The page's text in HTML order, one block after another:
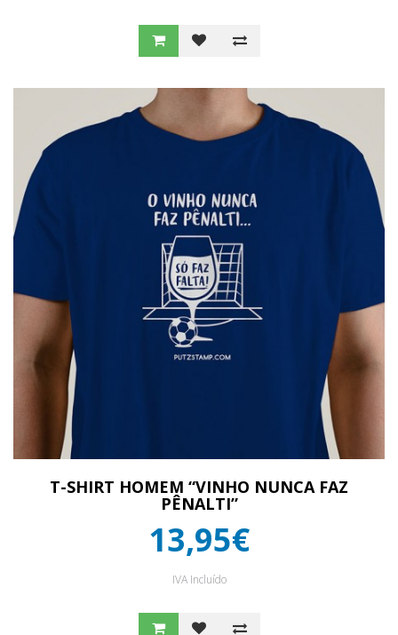
T-SHIRT HOMEM “VINHO NUNCA FAZ
PÊNALTI”
13,95€
IVA Incluído